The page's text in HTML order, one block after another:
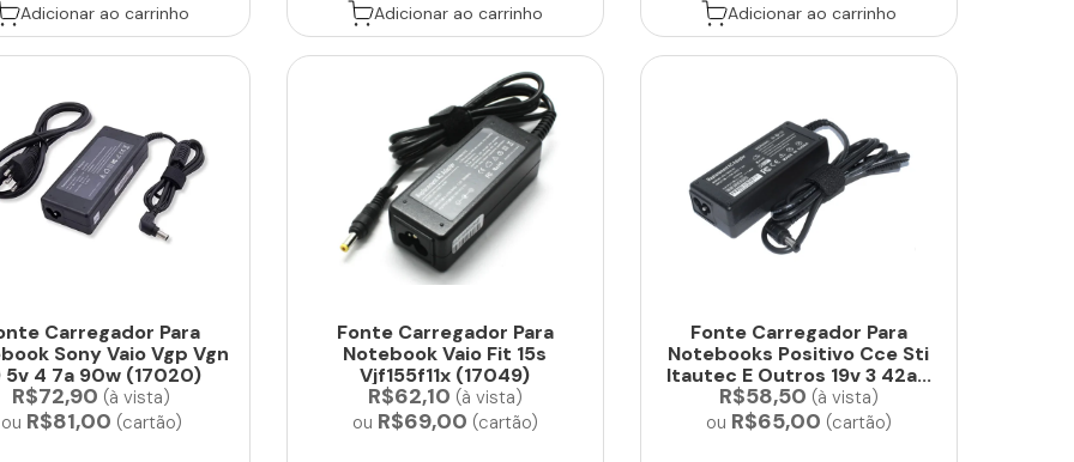
Adicionar ao carrinho Adicionar ao carrinho Adicionar ao carrinho
Carregador Para
Sony Vaio Vgp Vgn
5v 4 7a 90w (17020)
R$72,90 (à vista)
ou R$81,00 (cartão)
Fonte Carregador Para
Notebook Vaio Fit 15s
Vjf155f11x (17049)
R$62,10 (à vista)
ou R$69,00 (cartão)
Fonte Carregador Para
Notebooks Positivo Cce Sti
Itautec E Outros 19v 3 42a...
R$58,50 (à vista)
ou R$65,00 (cartão)